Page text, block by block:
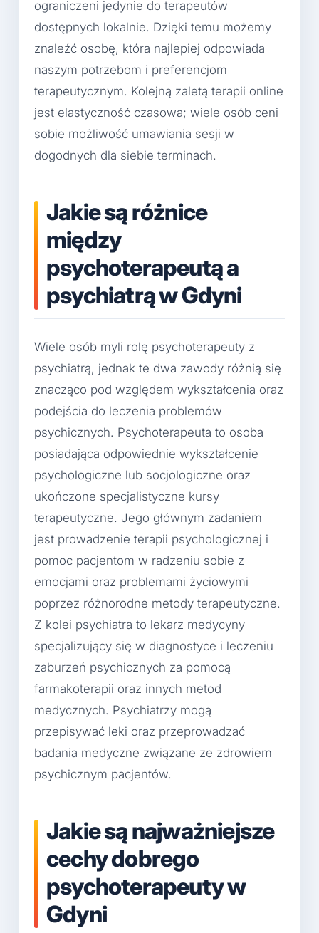
ograniczeni jedynie do terapeutów
dostępnych lokalnie. Dzięki temu możemy
znaleźć osobę, która najlepiej odpowiada
naszym potrzebom i preferencjom
terapeutycznym. Kolejną zaletą terapii online
jest elastyczność czasowa; wiele osób ceni
sobie możliwość umawiania sesji w
dogodnych dla siebie terminach.
Jakie są różnice
między
psychoterapeutą a
psychiatrą w Gdyni
Wiele osób myli rolę psychoterapeuty z
psychiatrą, jednak te dwa zawody różnią się
znacząco pod względem wykształcenia oraz
podejścia do leczenia problemów
psychicznych. Psychoterapeuta to osoba
posiadająca odpowiednie wykształcenie
psychologiczne lub socjologiczne oraz
ukończone specjalistyczne kursy
terapeutyczne. Jego głównym zadaniem
jest prowadzenie terapii psychologicznej i
pomoc pacjentom w radzeniu sobie z
emocjami oraz problemami życiowymi
poprzez różnorodne metody terapeutyczne.
Z kolei psychiatra to lekarz medycyny
specjalizujący się w diagnostyce i leczeniu
zaburzeń psychicznych za pomocą
farmakoterapii oraz innych metod
medycznych. Psychiatrzy mogą
przepisywać leki oraz przeprowadzać
badania medyczne związane ze zdrowiem
psychicznym pacjentów.
Jakie są najważniejsze
cechy dobrego
psychoterapeuty w
Gdyni